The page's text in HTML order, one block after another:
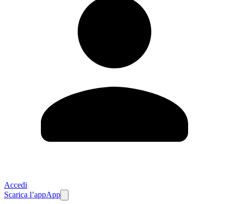
Accedi
Scarica l’appApp